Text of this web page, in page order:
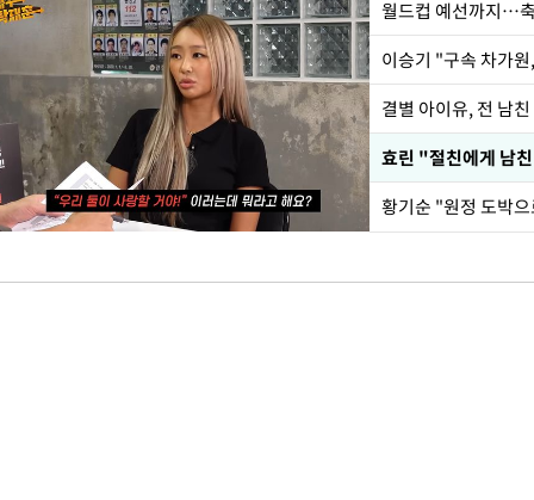
월드컵 예선까지…
이승기 "구속 차가
결별 아이유, 전 남
효린 "절친에게 남
황기순 "원정 도박